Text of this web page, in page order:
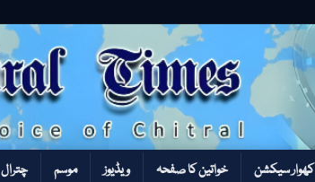
کھوار سیکشن‎ خواتین کا صفحہ ویڈیوز موسم چترال